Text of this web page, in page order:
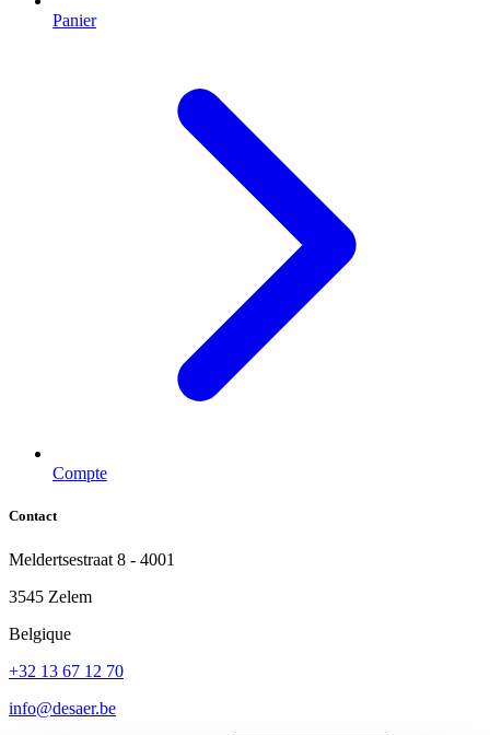
Panier
Compte
Contact
Meldertsestraat 8 - 4001
3545 Zelem
Belgique
+32 13 67 12 70
info@desaer.be